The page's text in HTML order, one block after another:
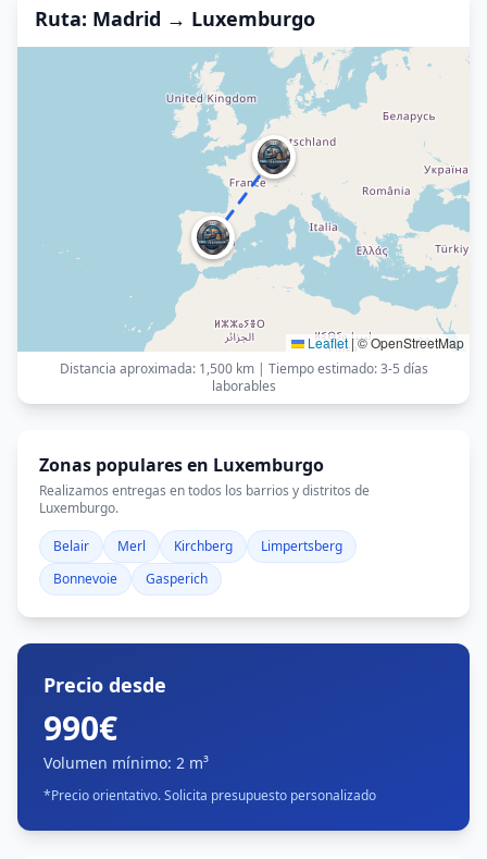
Ruta: Madrid → Luxemburgo
Leaflet |© OpenStreetMap
Distancia aproximada: 1,500 km| Tiempo estimado:3-5 días
laborables
Zonas populares en Luxemburgo
Realizamos entregas en todos los barrios y distritos de
Luxemburgo.
Belair Merl Kirchberg
Limpertsberg
Bonnevoie
Gasperich
Precio desde
990€
Volumen mínimo: 2 m³
*Precio orientativo. Solicita presupuesto personalizado